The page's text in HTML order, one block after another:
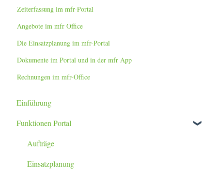
Zeiterfassung im mfr-Portal
Angebote im mfr Office
Die Einsatzplanung im mfr-Portal
Dokumente im Portal und in der mfr App
Rechnungen im mfr-Office
Einführung
Funktionen Portal
Aufträge
Einsatzplanung